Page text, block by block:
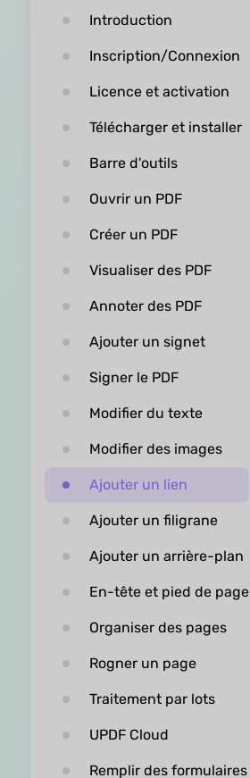
Introduction
Inscription/Connexion
Licence et activation
Télécharger et installer
Barre d'outils
Ouvrir un PDF
Créer un PDF
Visualiser des PDF
Annoter des PDF
Ajouter un signet
Signer le PDF
Modifier du texte
Modifier des images
Ajouter un lien
Ajouter un filigrane
Ajouter un arrière-plan
En-tête et pied de page
Organiser des pages
Rogner un page
Traitement par lots
UPDF Cloud
Remplir des formulaires